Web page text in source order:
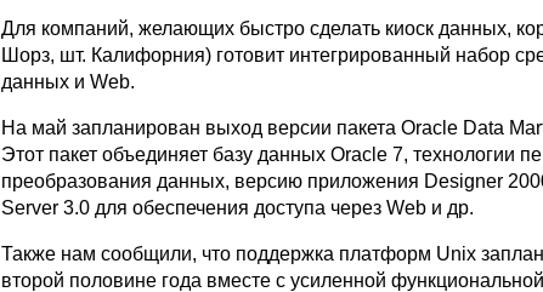
Для компаний, желающих быстро сделать киоск данных,
Шорз, шт. Калифорния) готовит интегрированный набор
данных и Web.
На май запланирован выход версии пакета Oracle Data
Этот пакет объединяет базу данных Oracle 7, технологии
преобразования данных, версию приложения Designer
Server 3.0 для обеспечения доступа через Web и др.
Также нам сообщили, что поддержка платформ Unix
второй половине года вместе с усиленной